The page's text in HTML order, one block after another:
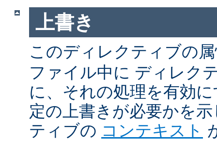
上書き
このディレクティブの
ファイル中に ディレク
に、それの処理を有効
定の上書きが必要かを
ティブの コンテキスト